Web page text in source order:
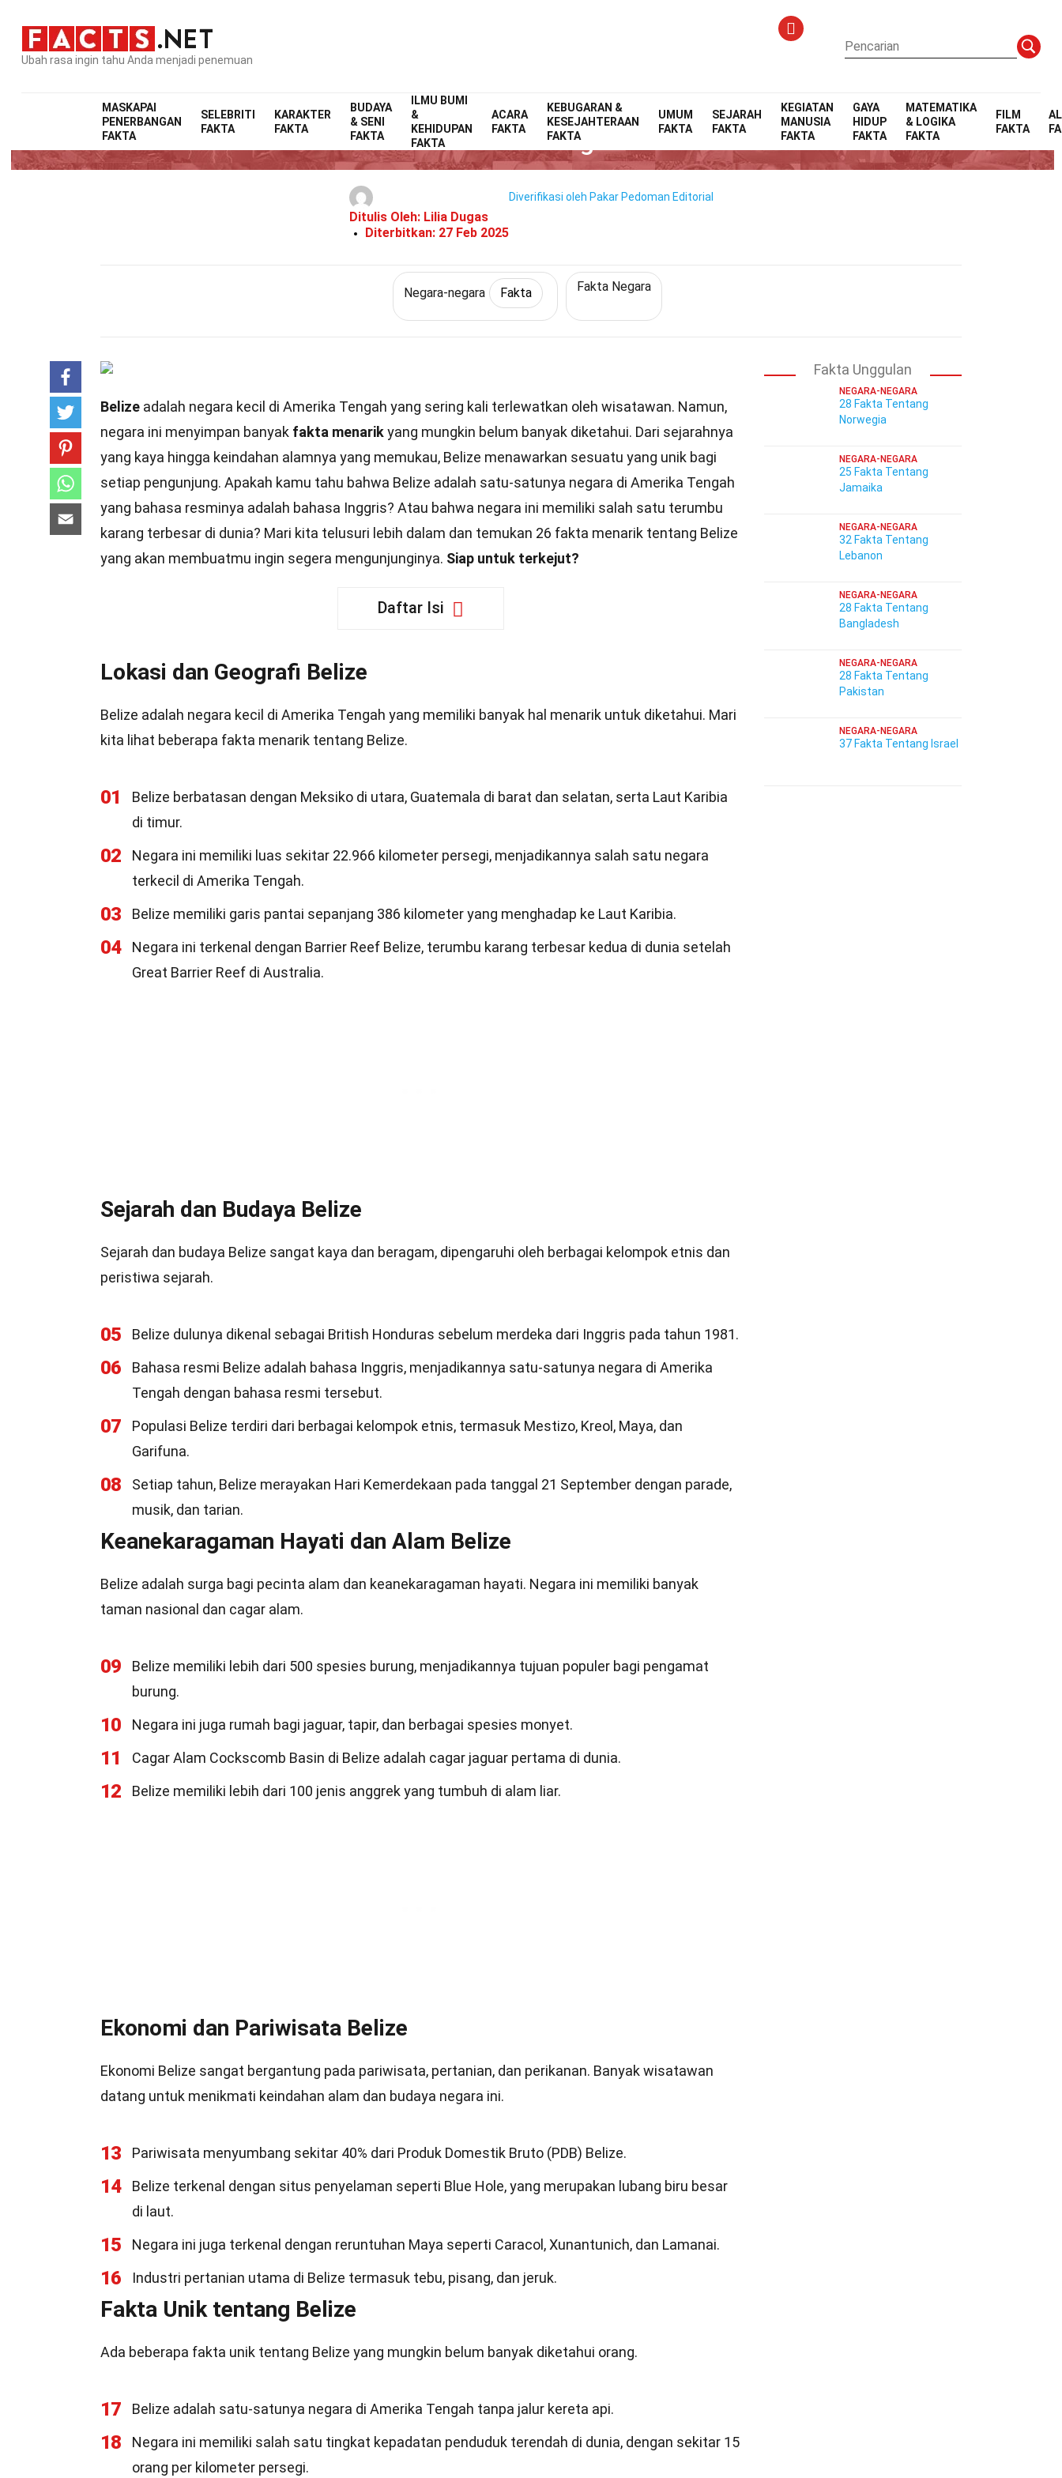
Ubah rasa ingin tahu Anda menjadi penemuan
MASKAPAI
PENERBANGAN
FAKTA
SELEBRITI
FAKTA
KARAKTER
FAKTA
BUDAYA
& SENI
FAKTA
ILMU BUMI
&
KEHIDUPAN
FAKTA
ACARA
FAKTA
KEBUGARAN &
KESEJAHTERAAN
FAKTA
UMUM
FAKTA
SEJARAH
FAKTA
KEGIATAN
MANUSIA
FAKTA
GAYA
HIDUP
FAKTA
MATEMATIKA
& LOGIKA
FAKTA
FILM
FAKTA
Home Dunia Fakta Negara-negaraFakta
26 Fakta Tentang Belize
Ditulis Oleh: Lilia Dugas
Diterbitkan: 27 Feb 2025
Diverifikasi oleh Pakar Pedoman Editorial
Negara-negara Fakta Fakta Negara
Belize adalah negara kecil di Amerika Tengah yang sering kali terlewatkan oleh wisatawan. Namun,
negara ini menyimpan banyak fakta menarikyang mungkin belum banyak diketahui. Dari sejarahnya
yang kaya hingga keindahan alamnya yang memukau, Belize menawarkan sesuatu yang unik bagi
setiap pengunjung. Apakah kamu tahu bahwa Belize adalah satu-satunya negara di Amerika Tengah
yang bahasa resminya adalah bahasa Inggris? Atau bahwa negara ini memiliki salah satu terumbu
karang terbesar di dunia? Mari kita telusuri lebih dalam dan temukan 26 fakta menarik tentang Belize
yang akan membuatmu ingin segera mengunjunginya. Siap untuk terkejut?
Daftar Isi
Lokasi dan Geografi Belize
Belize adalah negara kecil di Amerika Tengah yang memiliki banyak hal menarik untuk diketahui. Mari
kita lihat beberapa fakta menarik tentang Belize.
01
Belize berbatasan dengan Meksiko di utara, Guatemala di barat dan selatan, serta Laut Karibia
di timur.
02
Negara ini memiliki luas sekitar 22.966 kilometer persegi, menjadikannya salah satu negara
terkecil di Amerika Tengah.
03 Belize memiliki garis pantai sepanjang 386 kilometer yang menghadap ke Laut Karibia.
04
Negara ini terkenal dengan Barrier Reef Belize, terumbu karang terbesar kedua di dunia setelah
Great Barrier Reef di Australia.
Sejarah dan Budaya Belize
Sejarah dan budaya Belize sangat kaya dan beragam, dipengaruhi oleh berbagai kelompok etnis dan
peristiwa sejarah.
05 Belize dulunya dikenal sebagai British Honduras sebelum merdeka dari Inggris pada tahun 1981.
06
Bahasa resmi Belize adalah bahasa Inggris, menjadikannya satu-satunya negara di Amerika
Tengah dengan bahasa resmi tersebut.
07
Populasi Belize terdiri dari berbagai kelompok etnis, termasuk Mestizo, Kreol, Maya, dan
Garifuna.
08
Setiap tahun, Belize merayakan Hari Kemerdekaan pada tanggal 21 September dengan parade,
musik, dan tarian.
Keanekaragaman Hayati dan Alam Belize
Belize adalah surga bagi pecinta alam dan keanekaragaman hayati. Negara ini memiliki banyak
taman nasional dan cagar alam.
09
Belize memiliki lebih dari 500 spesies burung, menjadikannya tujuan populer bagi pengamat
burung.
10 Negara ini juga rumah bagi jaguar, tapir, dan berbagai spesies monyet.
11 Cagar Alam Cockscomb Basin di Belize adalah cagar jaguar pertama di dunia.
12 Belize memiliki lebih dari 100 jenis anggrek yang tumbuh di alam liar.
Ekonomi dan Pariwisata Belize
Ekonomi Belize sangat bergantung pada pariwisata, pertanian, dan perikanan. Banyak wisatawan
datang untuk menikmati keindahan alam dan budaya negara ini.
13 Pariwisata menyumbang sekitar 40% dari Produk Domestik Bruto (PDB) Belize.
14
Belize terkenal dengan situs penyelaman seperti Blue Hole, yang merupakan lubang biru besar
di laut.
15 Negara ini juga terkenal dengan reruntuhan Maya seperti Caracol, Xunantunich, dan Lamanai.
16 Industri pertanian utama di Belize termasuk tebu, pisang, dan jeruk.
Fakta Unik tentang Belize
Ada beberapa fakta unik tentang Belize yang mungkin belum banyak diketahui orang.
17 Belize adalah satu-satunya negara di Amerika Tengah tanpa jalur kereta api.
18
Negara ini memiliki salah satu tingkat kepadatan penduduk terendah di dunia, dengan sekitar 15
orang per kilometer persegi.
Fakta Unggulan
NEGARA-NEGARA
28 Fakta Tentang
Norwegia
NEGARA-NEGARA
25 Fakta Tentang
Jamaika
NEGARA-NEGARA
32 Fakta Tentang
Lebanon
NEGARA-NEGARA
28 Fakta Tentang
Bangladesh
NEGARA-NEGARA
28 Fakta Tentang
Pakistan
NEGARA-NEGARA
37 Fakta Tentang Israel